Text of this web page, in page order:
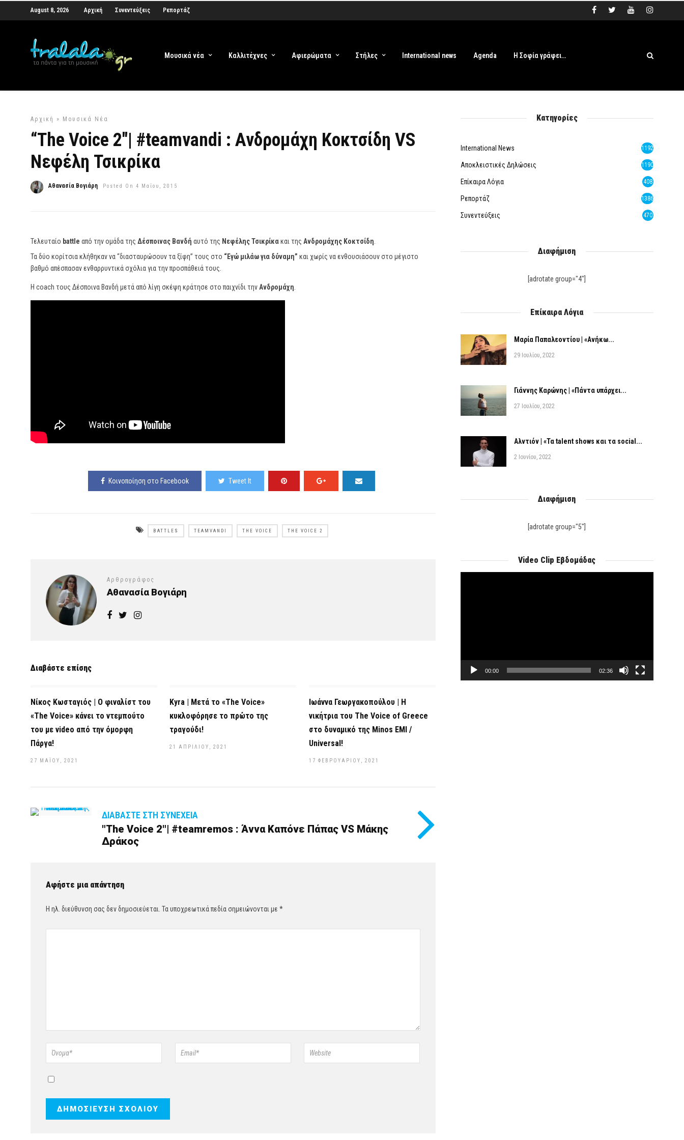
August 8, 2026 Αρχική Συνεντεύξεις Ρεπορτάζ
Μουσικά νέα Καλλιτέχνες Αφιερώματα Στήλες International news Agenda Η Σοφία γράφει…
Αρχική » Μουσικά Νέα
“The Voice 2″| #teamvandi : Ανδρομάχη Κοκτσίδη VS
Νεφέλη Τσικρίκα
Αθανασία Βογιάρη Posted On 4 Μαΐου, 2015
Τελευταίο battle από την ομάδα της Δέσποινας Βανδή αυτό της Νεφέλης Τσικρίκακαι της Ανδρομάχης Κοκτσίδη
Τα δύο κορίτσια κλήθηκαν να “διασταυρώσουν τα ξίφη” τους στο “Εγώ μιλάω για δύναμη” και χωρίς να ενθουσιάσουν στο μέγιστο
βαθμό απέσπασαν ενθαρρυντικά σχόλια για την προσπάθειά τους.
Η coach τους Δέσποινα Βανδή μετά από λίγη σκέψη κράτησε στο παιχνίδι τηνΑνδρομάχη
Κοινοποίηση στο Facebook Tweet It
BATTLES TEAMVANDI THE VOICE THE VOICE 2
Αρθρογράφος
Αθανασία Βογιάρη
Διαβάστε επίσης
Νίκος Κωσταγιός | Ο φιναλίστ του
«The Voice» κάνει το ντεμπούτο
του με video από την όμορφη
Πάργα!
27 ΜΑΪ́ΟΥ, 2021
Kyra | Μετά το «The Voice»
κυκλοφόρησε το πρώτο της
τραγούδι!
21 ΑΠΡΙΛΊΟΥ, 2021
Ιωάννα Γεωργακοπούλου | Η
νικήτρια του The Voice of Greece
στο δυναμικό της Minos EMI /
Universal!
17 ΦΕΒΡΟΥΑΡΊΟΥ, 2021
ΔΙΑΒΆΣΤΕ ΣΤΗ ΣΥΝΈΧΕΙΑ
"The Voice 2"| #teamremos : Άννα Καπόνε Πάπας VS Μάκης
Δράκος
Αφήστε μια απάντηση
Η ηλ. διεύθυνση σας δεν δημοσιεύεται. Τα υποχρεωτικά πεδία σημειώνονται με *
Κατηγορίες
International News 1192
Αποκλειστικές Δηλώσεις 1190
Επίκαιρα Λόγια 408
Ρεπορτάζ 1386
Συνεντεύξεις 470
Διαφήμιση
[adrotate group="4"]
Επίκαιρα Λόγια
Μαρία Παπαλεοντίου | «Ανήκω...
29 Ιουλίου, 2022
Γιάννης Καρώνης | «Πάντα υπάρχει...
27 Ιουλίου, 2022
Αλντιόν | «Τα talent shows και τα social...
2 Ιουνίου, 2022
Διαφήμιση
[adrotate group="5"]
Video Clip Εβδομάδας
00:00 02:36